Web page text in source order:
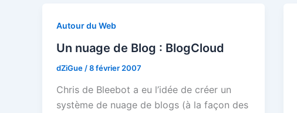
Autour du Web
Un nuage de Blog : BlogCloud
dZiGue /8 février 2007
Chris de Bleebot a eu l’idée de créer un
système de nuage de blogs (à la façon des